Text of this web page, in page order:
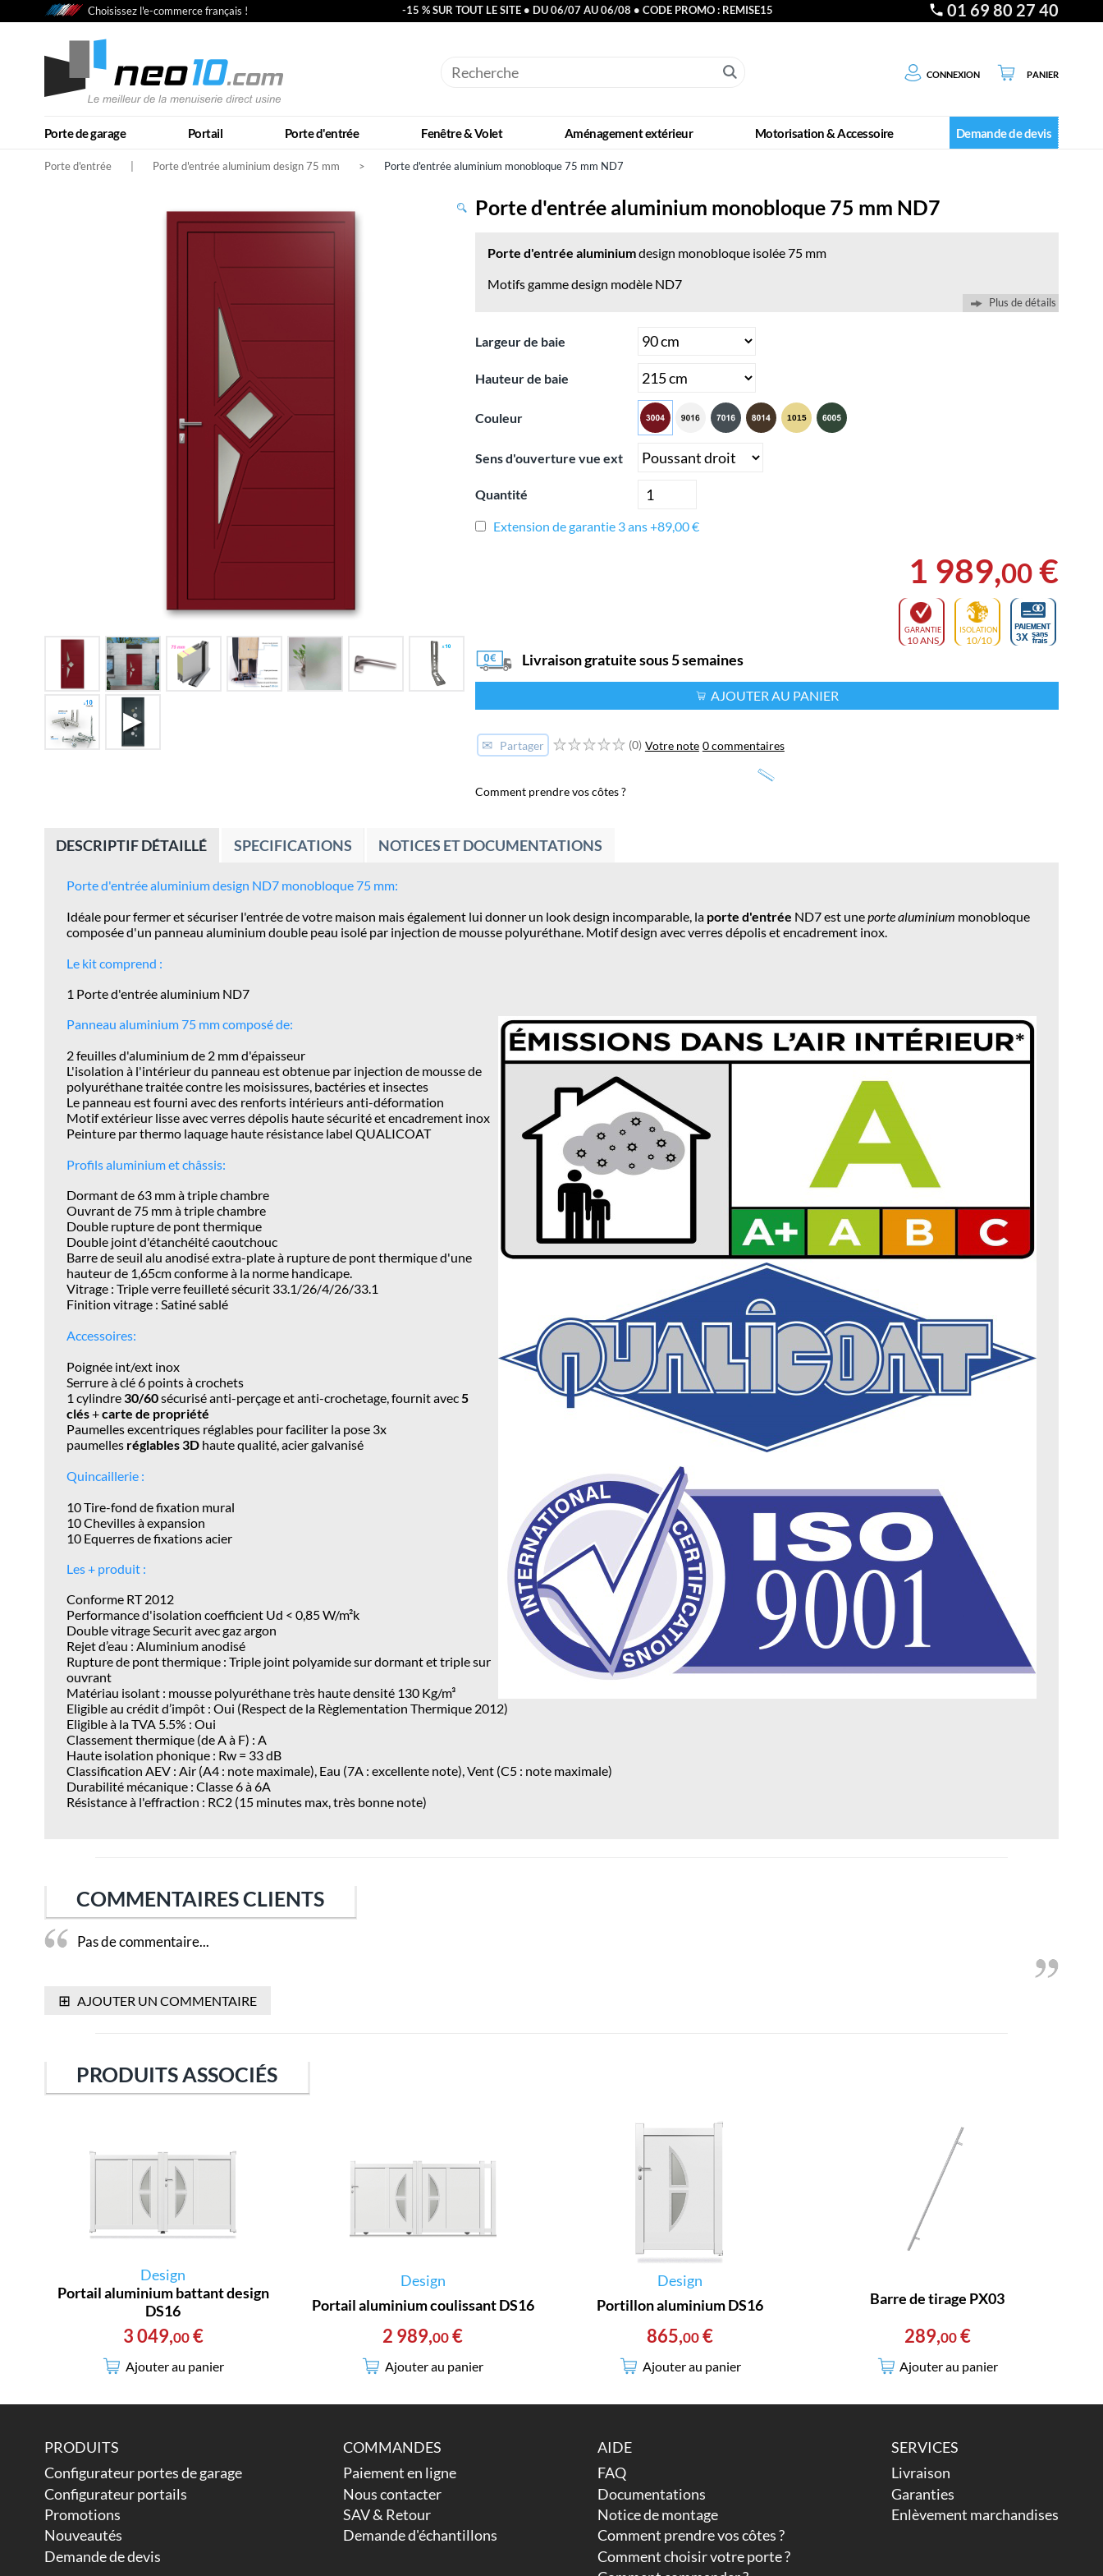
Choisissez l'e-commerce français ! -15 % SUR TOUT LE SITE • DU 06/07 AU 06/08 • CODE PROMO : REMISE15 01 69 80 27 40
Connexion Panier
Porte de garage Portail Porte d'entrée Fenêtre & Volet Aménagement extérieur Motorisation & Accessoire Demande de devis
Porte d'entrée Porte d'entrée aluminium design 75 mm > Porte d'entrée aluminium monobloque 75 mm ND7
Porte d'entrée aluminium monobloque 75 mm ND7
Porte d'entrée aluminiumdesign monobloque isolée 75 mm
Motifs gamme design modèle ND7
Plus de détails
Largeur de baie
Hauteur de baie
Couleur
Sens d'ouverture vue ext
Quantité
Extension de garantie 3 ans +89,00 €
1 989,00 €
GARANTIE
10 ANS
ISOLATION
10/10
Livraison gratuite sous 5 semaines
AJOUTER AU PANIER
✉ Partager (0) Votre note 0 commentaires
Comment prendre vos côtes ?
DESCRIPTIF DÉTAILLÉ SPECIFICATIONS NOTICES ET DOCUMENTATIONS
Porte d'entrée aluminium design ND7monobloque 75 mm:
Idéale pour fermer et sécuriser l'entrée de votre maison mais également lui donner un look design incomparable, la porte d'entrée ND7est uneporte aluminium monobloque
composée d'un panneau aluminium double peau isolé par injection de mousse polyuréthane. Motif design avec verres dépolis et encadrement inox.
Le kit comprend :
1 Porte d'entrée aluminium ND7
Panneau aluminium 75 mm composé de:
2 feuilles d'aluminium de 2 mm d'épaisseur
L'isolation à l'intérieur du panneau est obtenue par injection de mousse de
polyuréthane traitée contre les moisissures, bactéries et insectes
Le panneau est fourni avec des renforts intérieurs anti-déformation
Motif extérieur lisse avec verres dépolis haute sécurité et encadrement inox
Peinture par thermo laquage haute résistance label QUALICOAT
Profils aluminium et châssis:
Dormant de 63 mm à triple chambre
Ouvrant de 75 mm à triple chambre
Double rupture de pont thermique
Double joint d'étanchéité caoutchouc
Barre de seuil alu anodisé extra-plate à rupture de pont thermique d'une
hauteur de 1,65cm conforme à la norme handicape.
Vitrage : Triple verre feuilleté sécurit 33.1/26/4/26/33.1
Finition vitrage : Satiné sablé
Accessoires:
Poignée int/ext inox
Serrure à clé 6 points à crochets
1 cylindre 30/60sécurisé anti-perçage et anti-crochetage, fournit avec5
clés+carte de propriété
Paumelles excentriques réglables pour faciliter la pose 3x
paumellesréglables 3Dhaute qualité, acier galvanisé
Quincaillerie :
10 Tire-fond de fixation mural
10 Chevilles à expansion
10 Equerres de fixations acier
Les + produit :
Conforme RT 2012
Performance d'isolation coefficient Ud < 0,85 W/m²k
Double vitrage Securit avec gaz argon
Rejet d’eau : Aluminium anodisé
Rupture de pont thermique : Triple joint polyamide sur dormant et triple sur
ouvrant
Matériau isolant : mousse polyuréthane très haute densité 130 Kg/m³
Eligible au crédit d’impôt : Oui (Respect de la Règlementation Thermique 2012)
Eligible à la TVA 5.5% : Oui
Classement thermique (de A à F) : A
Haute isolation phonique : Rw = 33 dB
Classification AEV : Air (A4 : note maximale), Eau (7A : excellente note), Vent (C5 : note maximale)
Durabilité mécanique : Classe 6 à 6A
Résistance à l'effraction : RC2 (15 minutes max, très bonne note)
COMMENTAIRES CLIENTS
Pas de commentaire...
⊞ AJOUTER UN COMMENTAIRE
PRODUITS ASSOCIÉS
Design
Portail aluminium battant design
DS16
3 049,00 €
Ajouter au panier
Design
Portail aluminium coulissant DS16
2 989,00€
Ajouter au panier
Design
Portillon aluminium DS16
865,00 €
Ajouter au panier
Barre de tirage PX03
289,00€
Ajouter au panier
PRODUITS
Configurateur portes de garage
Configurateur portails
Promotions
Nouveautés
Demande de devis
COMMANDES
Paiement en ligne
Nous contacter
SAV & Retour
Demande d'échantillons
AIDE
FAQ
Documentations
Notice de montage
Comment prendre vos côtes ?
Comment choisir votre porte ?
SERVICES
Livraison
Garanties
Enlèvement marchandises